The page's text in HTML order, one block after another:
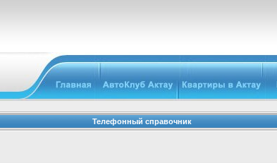
Телефонный справочник